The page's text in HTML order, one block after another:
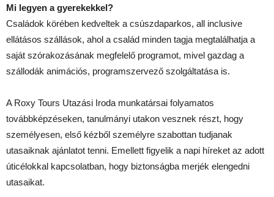
Mi legyen a gyerekekkel?
Családok körében kedveltek a csúszdaparkos, all inclusive
ellátásos szállások, ahol a család minden tagja megtalálhatja a
saját szórakozásának megfelelő programot, mivel gazdag a
szállodák animációs, programszervező szolgáltatása is.
A Roxy Tours Utazási Iroda munkatársai folyamatos
továbbképzéseken, tanulmányi utakon vesznek részt, hogy
személyesen, első kézből személyre szabottan tudjanak
utasaiknak ajánlatot tenni. Emellett figyelik a napi híreket az adott
úticélokkal kapcsolatban, hogy biztonságba merjék elengedni
utasaikat.